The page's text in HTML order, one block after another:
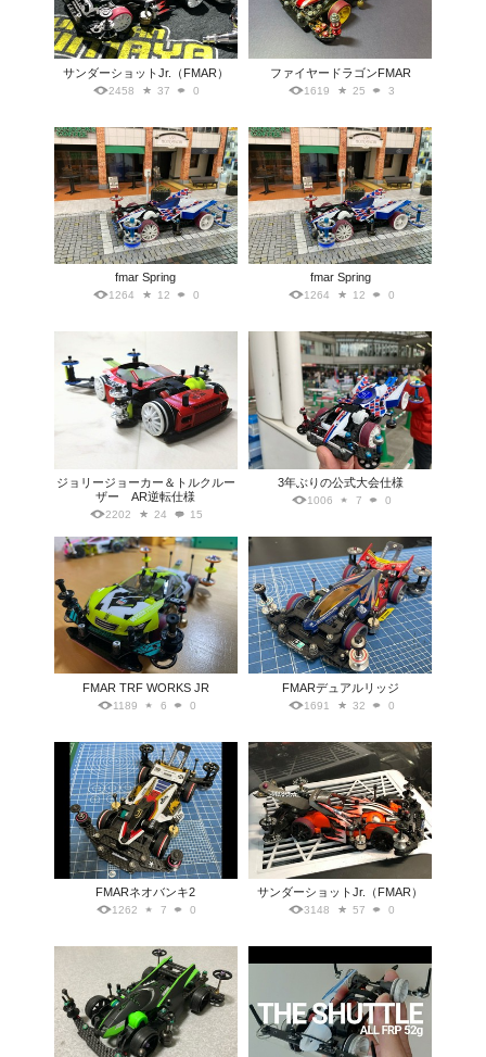
サンダーショットJr.（FMAR）
2458 37 0
ファイヤードラゴンFMAR
1619 25 3
fmar Spring
1264 12 0
fmar Spring
1264 12 0
ジョリージョーカー＆トルクルー
ザー AR逆転仕様
2202 24 15
3年ぶりの公式大会仕様
1006 7 0
FMAR TRF WORKS JR
1189 6 0
FMARデュアルリッジ
1691 32 0
FMARネオバンキ2
1262 7 0
サンダーショットJr.（FMAR）
3148 57 0